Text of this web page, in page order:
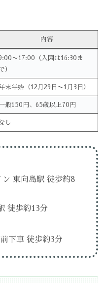
内容
〜17:00（入園は16:30ま
）
末年始（12月29日〜1月3日）
般150円、65歳以上70円
し
ン 東向島駅 徒歩約8
徒歩約13分
下車 徒歩約3分